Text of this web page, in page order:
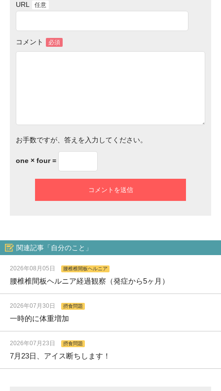
URL 任意
コメント 必須
お手数ですが、答えを入力してください。
one × four =
関連記事「自分のこと」
2026年08月05日 腰椎椎間板ヘルニア
腰椎椎間板ヘルニア経過観察（発症から5ヶ月）
2026年07月30日 摂食問題
一時的に体重増加
2026年07月23日 摂食問題
7月23日、アイス断ちします！